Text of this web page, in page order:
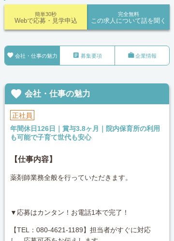
完全無料
この求人について話を聞く
簡単30秒
Webで応募・見学申込
 会社・仕事の魅力  募集要項 企業情報
 会社・仕事の魅力
正社員
年間休日126日｜賞与3.8ヶ月｜院内保育所の利用
も可能で子育て世代も安心
【仕事内容】
薬剤師業務全般を行っていただきます。
▼応募はカンタン！お電話1本で完了！
【TEL：080-4621-1189】担当者がすぐに対応